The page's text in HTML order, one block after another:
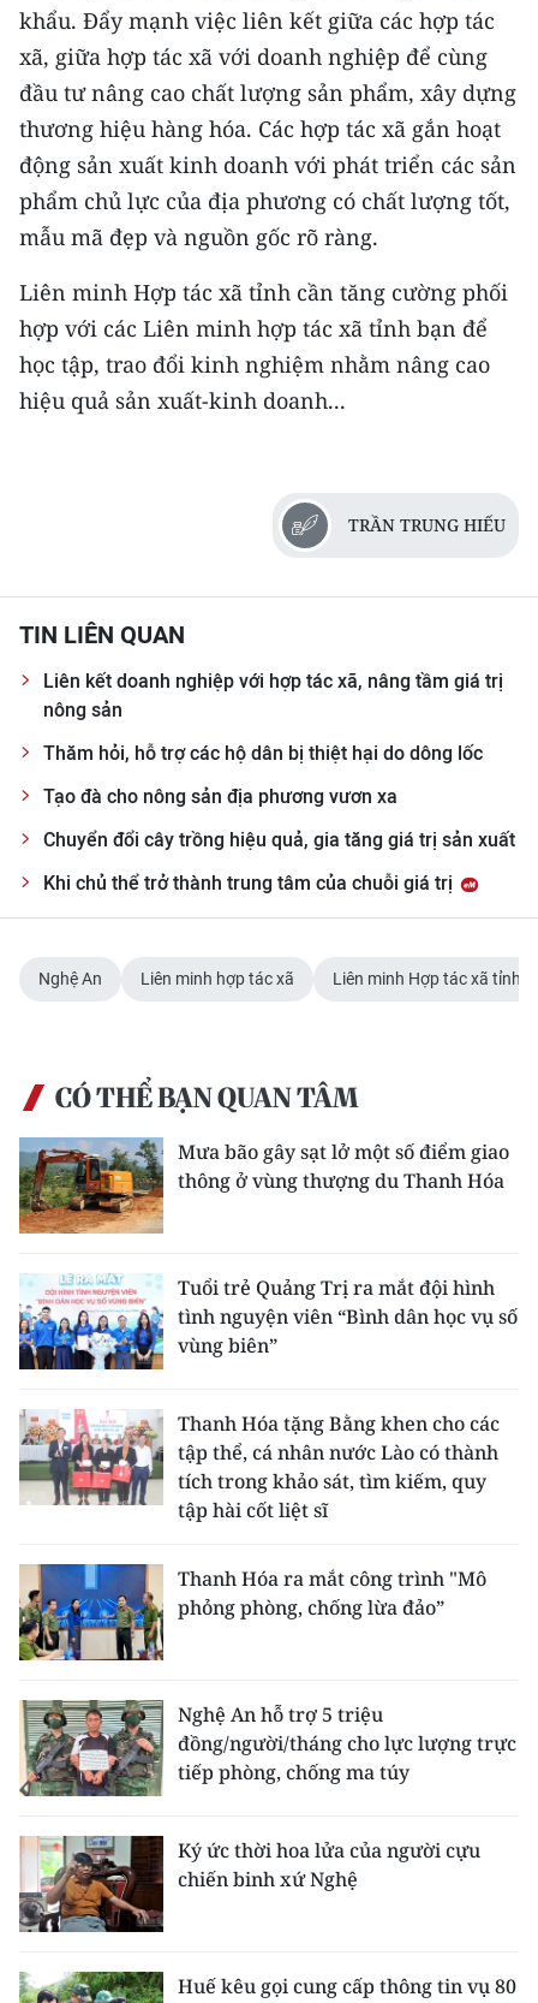
khẩu. Đẩy mạnh việc liên kết giữa các hợp tác
xã, giữa hợp tác xã với doanh nghiệp để cùng
đầu tư nâng cao chất lượng sản phẩm, xây dựng
thương hiệu hàng hóa. Các hợp tác xã gắn hoạt
động sản xuất kinh doanh với phát triển các sản
phẩm chủ lực của địa phương có chất lượng tốt,
mẫu mã đẹp và nguồn gốc rõ ràng.
Liên minh Hợp tác xã tỉnh cần tăng cường phối
hợp với các Liên minh hợp tác xã tỉnh bạn để
học tập, trao đổi kinh nghiệm nhằm nâng cao
hiệu quả sản xuất-kinh doanh...
TRẦN TRUNG HIẾU
TIN LIÊN QUAN
Liên kết doanh nghiệp với hợp tác xã, nâng tầm giá trị
nông sản
Thăm hỏi, hỗ trợ các hộ dân bị thiệt hại do dông lốc
Tạo đà cho nông sản địa phương vươn xa
Chuyển đổi cây trồng hiệu quả, gia tăng giá trị sản xuất
Khi chủ thể trở thành trung tâm của chuỗi giá trị
Nghệ An Liên minh hợp tác xã Liên minh Hợp tác xã tỉnh
CÓ THỂ BẠN QUAN TÂM
Mưa bão gây sạt lở một số điểm giao
thông ở vùng thượng du Thanh Hóa
Tuổi trẻ Quảng Trị ra mắt đội hình
tình nguyện viên “Bình dân học vụ số
vùng biên”
Thanh Hóa tặng Bằng khen cho các
tập thể, cá nhân nước Lào có thành
tích trong khảo sát, tìm kiếm, quy
tập hài cốt liệt sĩ
Thanh Hóa ra mắt công trình "Mô
phỏng phòng, chống lừa đảo”
Nghệ An hỗ trợ 5 triệu
đồng/người/tháng cho lực lượng trực
tiếp phòng, chống ma túy
Ký ức thời hoa lửa của người cựu
chiến binh xứ Nghệ
Huế kêu gọi cung cấp thông tin vụ 80